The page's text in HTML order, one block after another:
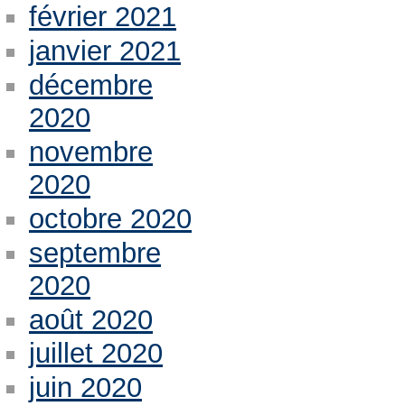
février 2021
janvier 2021
décembre
2020
novembre
2020
octobre 2020
septembre
2020
août 2020
juillet 2020
juin 2020